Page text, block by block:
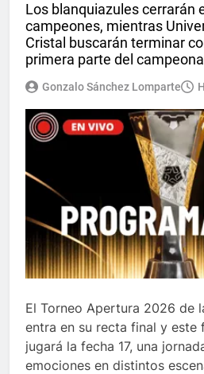
Los blanquiazules cerrarán
campeones, mientras
Cristal buscarán terminar
primera parte del
Gonzalo Sánchez Lomparte
El Torneo Apertura 2026 de
entra en su recta final y este
jugará la fecha 17, una
emociones en distintos